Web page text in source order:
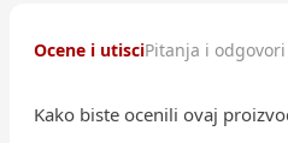
Ocene i utisciPitanja i odgovori
Kako biste ocenili ovaj